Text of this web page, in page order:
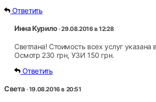
Ответить
Инна Курило· 29.08.2016 в 12:28
Светлана! Стоимость всех услуг
Осмотр 230 грн, УЗИ 150 грн.
Ответить
Света · 19.08.2016 в 20:51